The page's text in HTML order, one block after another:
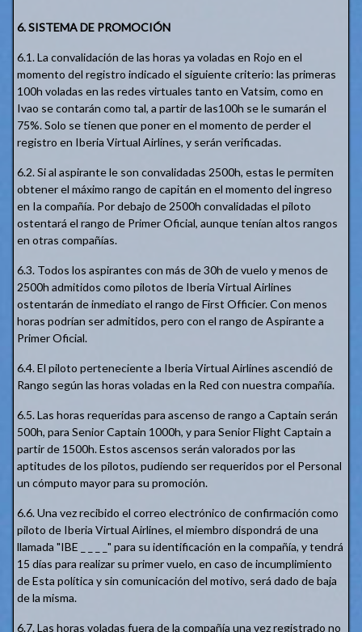
6. SISTEMA DE PROMOCIÓN
6.1. La convalidación de las horas ya voladas en Rojo en el
momento del registro indicado el siguiente criterio: las primeras
100h voladas en las redes virtuales tanto en Vatsim, como en
Ivao se contarán como tal, a partir de las100h se le sumarán el
75%. Solo se tienen que poner en el momento de perder el
registro en Iberia Virtual Airlines, y serán verificadas.
6.2. Si al aspirante le son convalidadas 2500h, estas le permiten
obtener el máximo rango de capitán en el momento del ingreso
en Ia compañía. Por debajo de 2500h convalidadas el piloto
ostentará el rango de Primer Oficial, aunque tenían altos rangos
en otras compañías.
6.3. Todos los aspirantes con más de 30h de vuelo y menos de
2500h admitidos como pilotos de Iberia Virtual Airlines
ostentarán de inmediato el rango de First Officier. Con menos
horas podrían ser admitidos, pero con el rango de Aspirante a
Primer Oficial.
6.4. El piloto perteneciente a Iberia Virtual Airlines ascendió de
Rango según las horas voladas en la Red con nuestra compañía.
6.5. Las horas requeridas para ascenso de rango a Captain serán
500h, para Senior Captain 1000h, y para Senior Flight Captain a
partir de 1500h. Estos ascensos serán valorados por las
aptitudes de los pilotos, pudiendo ser requeridos por el Personal
un cómputo mayor para su promoción.
6.6. Una vez recibido el correo electrónico de confirmación como
piloto de Iberia Virtual Airlines, el miembro dispondrá de una
llamada "IBE _ _ _ _" para su identificación en la compañía, y tendrá
15 días para realizar su primer vuelo, en caso de incumplimiento
de Esta política y sin comunicación del motivo, será dado de baja
de la misma.
6.7. Las horas voladas fuera de la compañía una vez registrado no